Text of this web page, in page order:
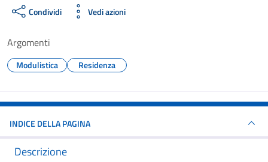
Condividi Vedi azioni
Argomenti
Modulistica Residenza
INDICE DELLA PAGINA
Descrizione